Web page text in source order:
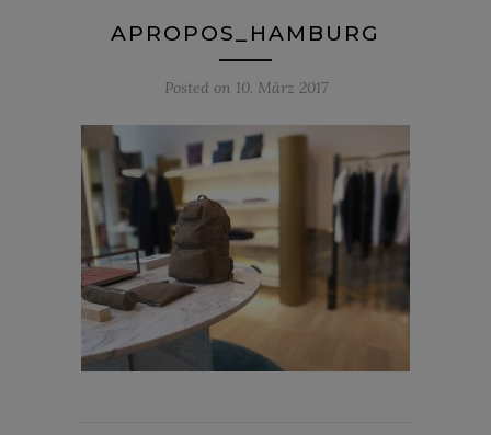
APROPOS_HAMBURG
Posted on 10. März 2017